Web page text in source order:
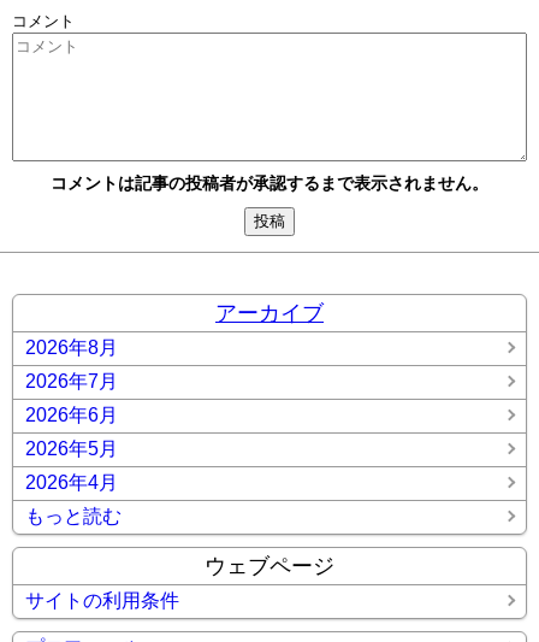
コメント
コメントは記事の投稿者が承認するまで表示されません。
アーカイブ
2026年8月
2026年7月
2026年6月
2026年5月
2026年4月
もっと読む
ウェブページ
サイトの利用条件